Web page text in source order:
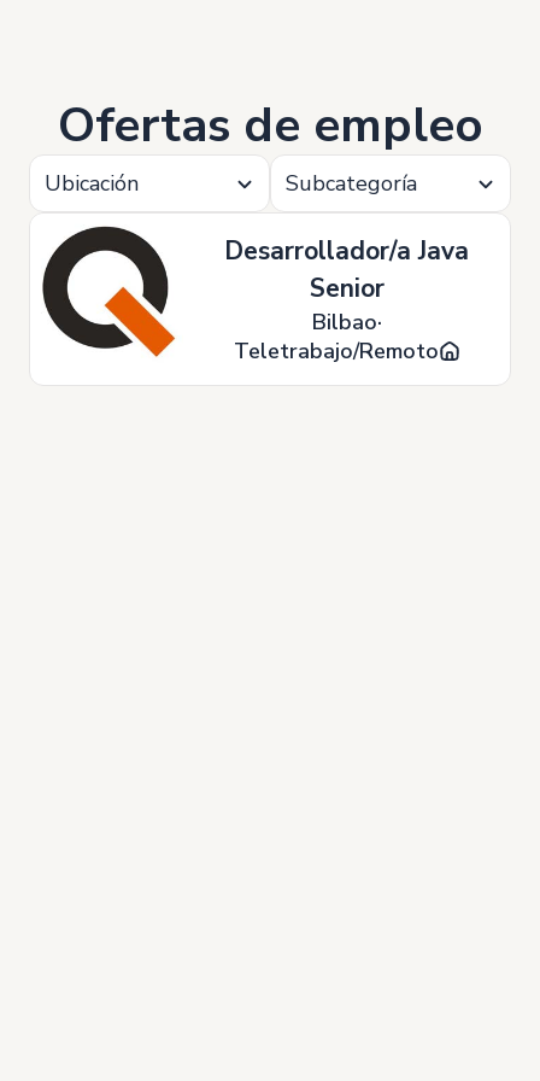
Ofertas de empleo
Ubicación Subcategoría
Desarrollador/a Java
Senior
Bilbao
Teletrabajo/Remoto